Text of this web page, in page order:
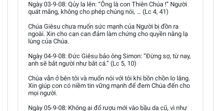
Ngày 03-9-08: Qủy la lên: “Ông là con Thiên Chúa !” Người
quát mắng, không cho phép chúng nói, … (Lc 4, 41)
Chúa Giêsu chưa muốn sức mạnh của Người bị đồn ra
ngoài. Xin cho can can đảm làm chứng cho quyền năng lạ
lùng của Chúa.
Ngày 04-9-08: Đức Giêsu bảo ông Simon: “Đừng sợ, từ nay,
anh sẽ bắt người như bắt cá.” (Lc 5, 10)
Chúa vẫn ở bên tôi và muốn nói với tôi khi bồn chồn lo lắng.
Xin giúp con có niềm tin vững mạnh để đem Chúa đến cho
mọi người.
Ngày 05-9-08: Không ai đổ rượu mới vào bầu da cũ, vì như